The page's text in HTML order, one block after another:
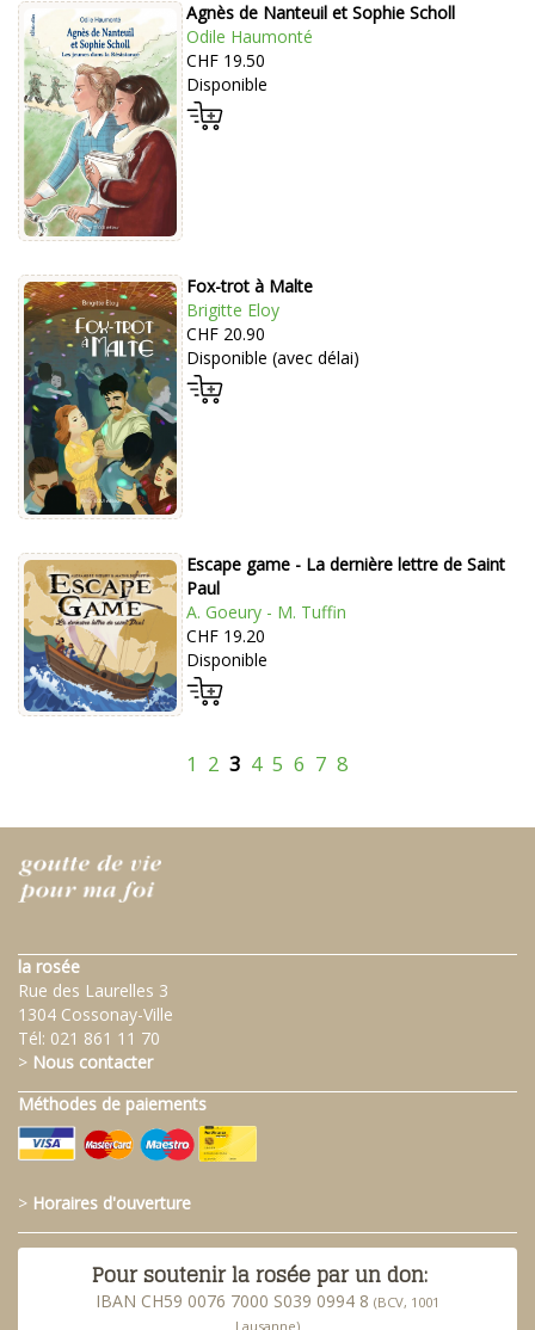
Agnès de Nanteuil et Sophie Scholl
Odile Haumonté
CHF 19.50
Disponible
Fox-trot à Malte
Brigitte Eloy
CHF 20.90
Disponible (avec délai)
Escape game - La dernière lettre de Saint
Paul
A. Goeury - M. Tuffin
CHF 19.20
Disponible
1 2 3 4 5 6 7 8
la rosée
Rue des Laurelles 3
1304 Cossonay-Ville
Tél: 021 861 11 70
> Nous contacter
Méthodes de paiements
> Horaires d'ouverture
Pour soutenir la rosée par un don:
IBAN CH59 0076 7000 S039 0994 8 (BCV, 1001
Lausanne)